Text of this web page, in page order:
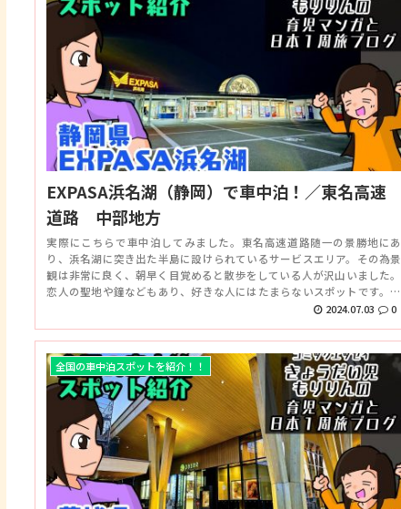
EXPASA浜名湖（静岡）で車中泊！／東名高速
道路 中部地方
実際にこちらで車中泊してみました。東名高速道路随一の景勝地にあ
り、浜名湖に突き出た半島に設けられているサービスエリア。その為景
観は非常に良く、朝早く目覚めると散歩をしている人が沢山いました。
恋人の聖地や鐘などもあり、好きな人にはたまらないスポットです。敷
地内の店舗もかなり充実しており、24時間営業なので安心です。
2024.07.03 0
全国の車中泊スポットを紹介！！